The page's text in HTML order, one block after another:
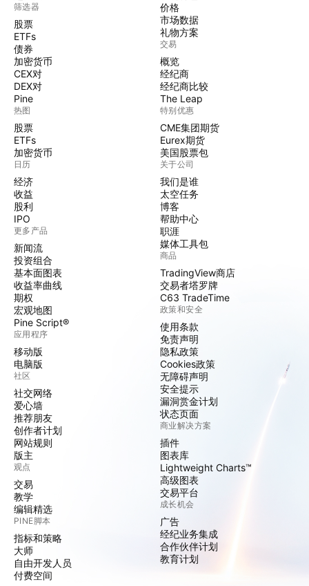
筛选器
股票
ETFs
债券
加密货币
CEX对
DEX对
Pine
热图
股票
ETFs
加密货币
日历
经济
收益
股利
IPO
更多产品
新闻流
投资组合
基本面图表
收益率曲线
期权
宏观地图
Pine Script®
应用程序
移动版
电脑版
社区
社交网络
爱心墙
推荐朋友
创作者计划
网站规则
版主
观点
交易
教学
编辑精选
PINE脚本
指标和策略
大师
自由开发人员
付费空间
价格
市场数据
礼物方案
交易
概览
经纪商
经纪商比较
The Leap
特别优惠
CME集团期货
Eurex期货
美国股票包
关于公司
我们是谁
太空任务
博客
帮助中心
职涯
媒体工具包
商品
TradingView商店
交易者塔罗牌
C63 TradeTime
政策和安全
使用条款
免责声明
隐私政策
Cookies政策
无障碍声明
安全提示
漏洞赏金计划
状态页面
商业解决方案
插件
图表库
Lightweight Charts™
高级图表
交易平台
成长机会
广告
经纪业务集成
合作伙伴计划
教育计划